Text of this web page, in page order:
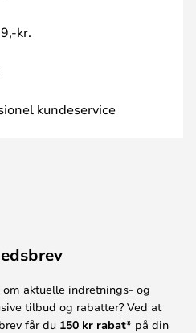
kr.
kundeservice
aktuelle indretnings- og
tilbud og rabatter? Ved at
får du 150 kr rabat* på din